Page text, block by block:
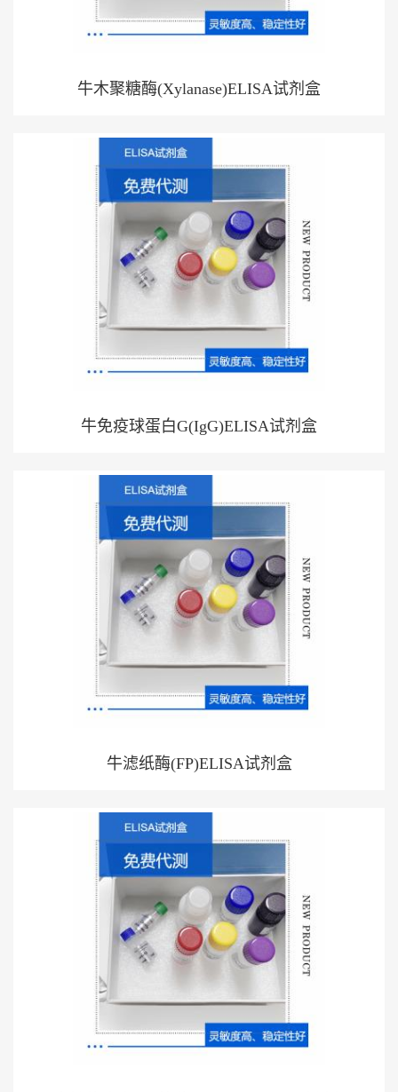
牛木聚糖酶(Xylanase)ELISA试剂盒
牛免疫球蛋白G(IgG)ELISA试剂盒
牛滤纸酶(FP)ELISA试剂盒